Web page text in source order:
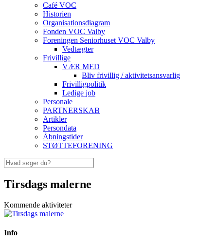
Café VOC
Historien
Organisationsdiagram
Fonden VOC Valby
Foreningen Seniorhuset VOC Valby
Vedtægter
Frivillige
VÆR MED
Bliv frivillig / aktivitetsansvarlig
Frivilligpolitik
Ledige job
Personale
PARTNERSKAB
Artikler
Persondata
Åbningstider
STØTTEFORENING
Tirsdags malerne
Kommende aktiviteter
Info